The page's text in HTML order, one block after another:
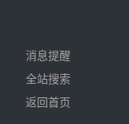
消息提醒
全站搜索
返回首页